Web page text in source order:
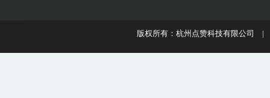
版权所有：杭州点赞科技有限公司